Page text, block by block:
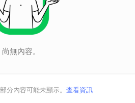
尚無內容。
分內容可能未顯示。 查看資訊